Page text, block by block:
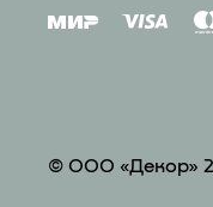
© ООО «Декор»